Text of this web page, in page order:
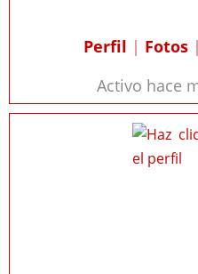
Perfil | Fotos|
Activo hace